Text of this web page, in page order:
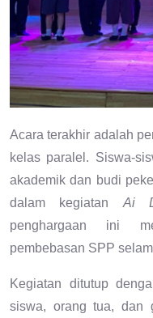
Acara terakhir adalah
kelas paralel. Siswa-
akademik dan budi
dalam kegiatan Ai
penghargaan ini
pembebasan SPP
Kegiatan ditutup
siswa, orang tua, dan